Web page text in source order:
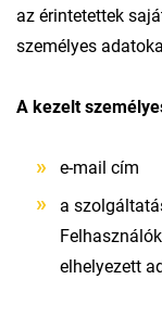
az érintetettek
személyes
A kezelt
e-mail cím
a
elhelyezett